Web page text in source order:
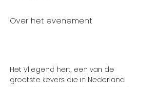
Over het evenement
Het Vliegend hert, een van de
grootste kevers die in Nederland